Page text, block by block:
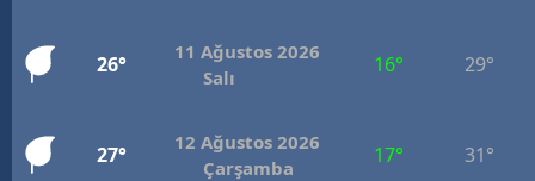
İstanbul
Kars
26°
11 Ağustos 2026
Salı
16° 29°
27°
12 Ağustos 2026
Çarşamba
17° 31°